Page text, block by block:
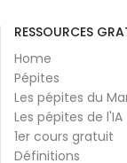
RESSOURCES
Home
Pépites
Les pépites du
Les pépites de l'IA
1er cours gratuit
Définitions